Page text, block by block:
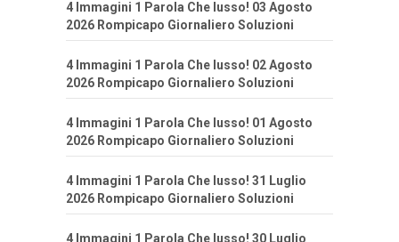
4 Immagini 1 Parola Che lusso! 03 Agosto
2026 Rompicapo Giornaliero Soluzioni
4 Immagini 1 Parola Che lusso! 02 Agosto
2026 Rompicapo Giornaliero Soluzioni
4 Immagini 1 Parola Che lusso! 01 Agosto
2026 Rompicapo Giornaliero Soluzioni
4 Immagini 1 Parola Che lusso! 31 Luglio
2026 Rompicapo Giornaliero Soluzioni
4 Immagini 1 Parola Che lusso! 30 Luglio